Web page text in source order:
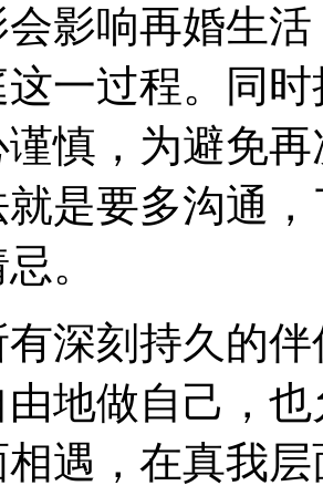
影响再婚生
一过程。同
谨慎，为避免
就是要多沟通
。
刻持久的伴
地做自己，
遇，在真我